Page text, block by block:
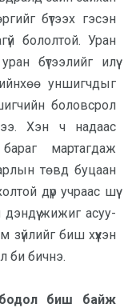
бүтээх гэсэн
бололтой. Уран
бүтээлийг илүү
уншигчдыг
боловс­рол
Хэн ч надаас
мартагдаж
төвд бу­цаан
дүр учраас шүү
жижиг асуу­
зүй­лийг биш хүүхэн
би бичнэ.
биш байж